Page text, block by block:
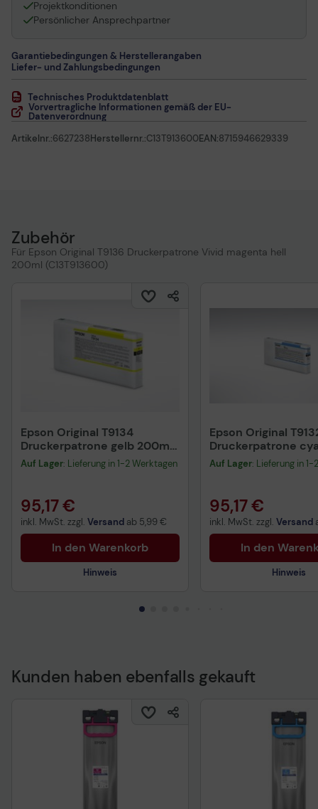
Projektkonditionen
Persönlicher Ansprechpartner
Garantiebedingungen & Herstellerangaben
Liefer- und Zahlungsbedingungen
Technisches Produktdatenblatt
Vorvertragliche Informationen gemäß der EU-
Datenverordnung
Artikelnr.:6627238Herstellernr.:C13T913600EAN:8715946629339
Zubehör
Für Epson Original T9136 Druckerpatrone Vivid magenta hell
200ml (C13T913600)
Epson Original T9134
Druckerpatrone gelb 200ml
(C13T913400)
Auf Lager: Lieferung in 1-2 Werktagen
95,17 €
inkl. MwSt. zzgl. Versand ab 5,99 €
In den Warenkorb
Hinweis
Datenverordnung
Epson Original
Druckerpatrone
(C13T913200)
Auf Lager: Lieferung in
95,17 €
inkl. MwSt. zzgl. Versand
In den
Hinweis
Datenverordnung
Kunden haben ebenfalls gekauft